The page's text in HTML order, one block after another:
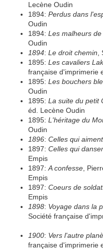
Lecène Oudin
1894: Perdus dans
Oudin
1894: Les malheurs
Oudin
1894: Le droit chemin
1895: Les cavaliers
française d'imprimerie
1895: Les bouchers
Oudin
1895: La suite du petit
éd. Lecène Oudin
1895: L'héritage du
Oudin
1896: Celles qui aiment
1897: Celles qui
Empis
1897: A confesse ,
Empis
1897: Coeurs de
Empis
1898: Voyage dans la
Société française
1900: Vers l'autre
française d'imprimerie